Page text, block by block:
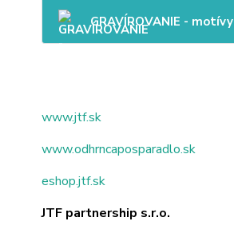
GRAVÍROVANIE - motívy
www.jtf.sk
www.odhrncaposparadlo.sk
eshop.jtf.sk
JTF partnership s.r.o.